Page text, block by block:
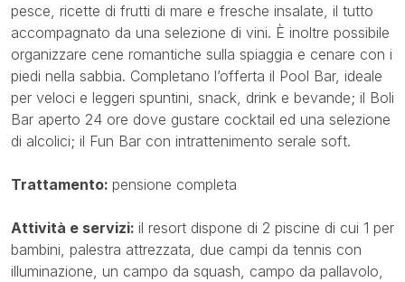
pesce, ricette di frutti di mare e fresche insalate, il tutto
accompagnato da una selezione di vini. È inoltre possibile
organizzare cene romantiche sulla spiaggia e cenare con i
piedi nella sabbia. Completano l’offerta il Pool Bar, ideale
per veloci e leggeri spuntini, snack, drink e bevande; il Boli
Bar aperto 24 ore dove gustare cocktail ed una selezione
di alcolici; il Fun Bar con intrattenimento serale soft.
Trattamento: pensione completa
Attività e servizi: il resort dispone di 2 piscine di cui 1 per
bambini, palestra attrezzata, due campi da tennis con
illuminazione, un campo da squash, campo da pallavolo,